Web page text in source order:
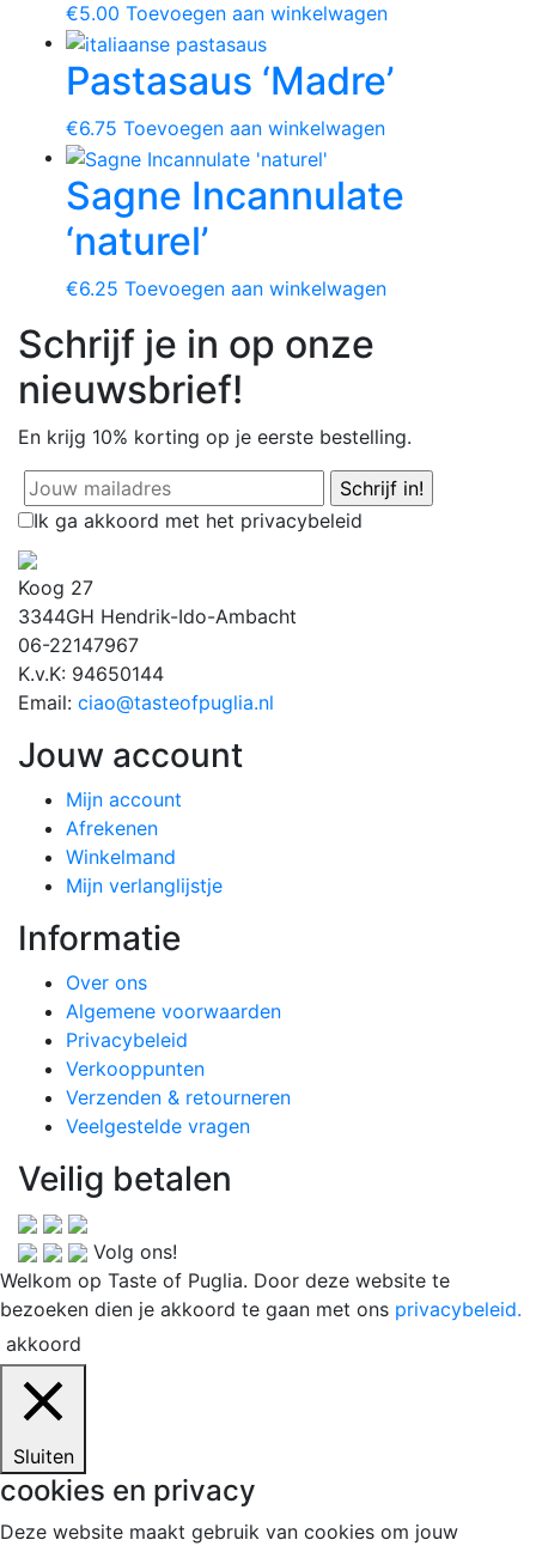
€5.00 Toevoegen aan winkelwagen
Pastasaus ‘Madre’
€6.75 Toevoegen aan winkelwagen
Sagne Incannulate
‘naturel’
€6.25 Toevoegen aan winkelwagen
Schrijf je in op onze
nieuwsbrief!
En krijg 10% korting op je eerste bestelling.
Ik ga akkoord met het privacybeleid
Koog 27
3344GH Hendrik-Ido-Ambacht
06-22147967
K.v.K: 94650144
Email: ciao@tasteofpuglia.nl
Jouw account
Mijn account
Afrekenen
Winkelmand
Mijn verlanglijstje
Informatie
Over ons
Algemene voorwaarden
Privacybeleid
Verkooppunten
Verzenden & retourneren
Veelgestelde vragen
Veilig betalen
Volg ons!
Welkom op Taste of Puglia. Door deze website te
bezoeken dien je akkoord te gaan met ons privacybeleid.
akkoord
Sluiten
cookies en privacy
Deze website maakt gebruik van cookies om jouw